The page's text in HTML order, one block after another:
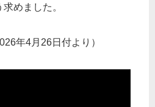
めました。
年4月26日付より）